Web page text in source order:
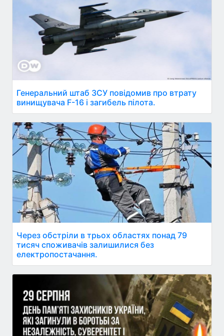
Генеральний штаб ЗСУ повідомив про втрату
винищувача F-16 і загибель пілота.
Через обстріли в трьох областях понад 79
тисяч споживачів залишилися без
електропостачання.